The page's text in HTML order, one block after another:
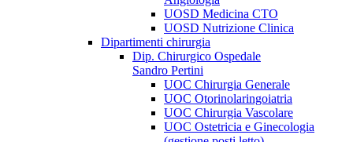
UOSD Medicina CTO
UOSD Nutrizione Clinica
Dipartimenti chirurgia
Dip. Chirurgico Ospedale
Sandro Pertini
UOC Chirurgia Generale
UOC Otorinolaringoiatria
UOC Chirurgia Vascolare
UOC Ostetricia e Ginecologia